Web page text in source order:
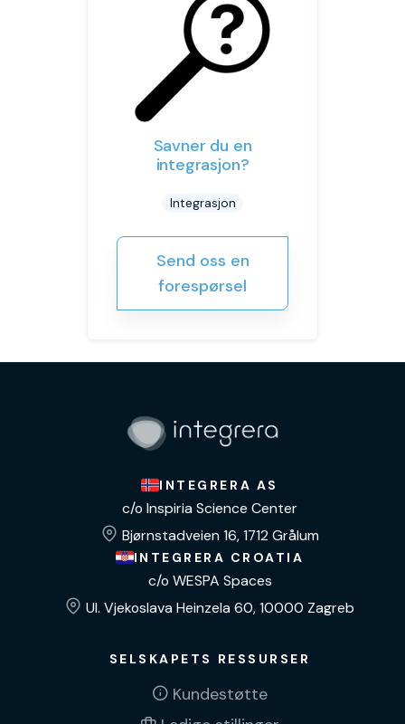
Savner du en
integrasjon?
Integrasjon
Send oss en
forespørsel
INTEGRERA AS
c/o Inspiria Science Center
Bjørnstadveien 16, 1712 Grålum
INTEGRERA CROATIA
c/o WESPA Spaces
Ul. Vjekoslava Heinzela 60, 10000 Zagreb
SELSKAPETS RESSURSER
Kundestøtte